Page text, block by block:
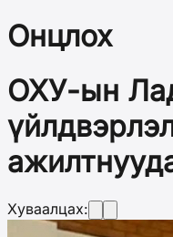
Онцлох
ОХУ-ын
Хуваалцах: